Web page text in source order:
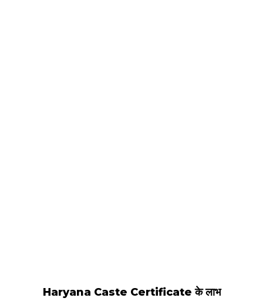
Haryana Caste Certificate के लाभ